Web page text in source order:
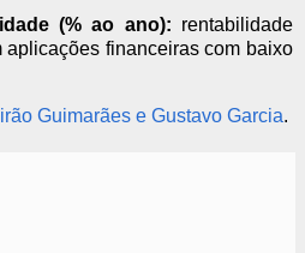
(% ao ano): rentabilidade
aplicações financeiras com baixo
Guimarães e Gustavo Garcia.